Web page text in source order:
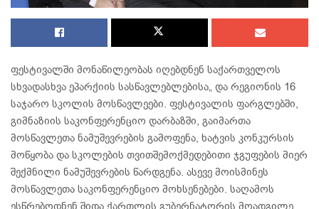
ფესტივალში მონაწილეობას იღებდნენ საქართველოს
სხვადასხვა ეპარქიის სასწავლებლებისა„ და რეგიონის 16
საჯარო სკოლის მოსწავლეები. ფესტივალის ფარგლებში,
გიმნაზიის საკონფერენციო დარბაზში, გაიმართა
მოსწავლეთა ნამუშევრების გამოფენა, ხატვის კონკურსის
მოწყობა და სკოლების თვითშემოქმედებითი ჯგუფების მიერ
შექმნილი ნამუშევრების წარდგენა. ასევე მოისმინეს
მოსწავლეთა საკონფერენციო მოხსენებები. საღამოს
ესწრებოდნენ შიდა ქართლის გუბერნატორის მოადგილე